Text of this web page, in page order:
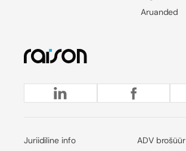
Aruanded
Juriidiline info ADV brošüür